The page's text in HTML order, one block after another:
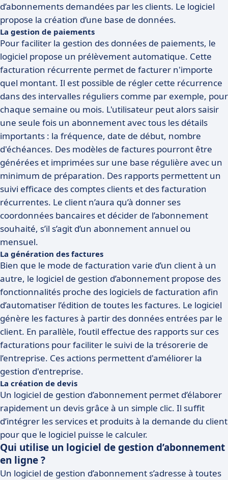
d’abonnements demandées par les clients. Le logiciel
propose la création d’une base de données.
La gestion de paiements
Pour faciliter la gestion des données de paiements, le
logiciel propose un prélèvement automatique. Cette
facturation récurrente permet de facturer n'importe
quel montant. Il est possible de régler cette récurrence
dans des intervalles réguliers comme par exemple, pour
chaque semaine ou mois. L'utilisateur peut alors saisir
une seule fois un abonnement avec tous les détails
importants : la fréquence, date de début, nombre
d'échéances. Des modèles de factures pourront être
générées et imprimées sur une base régulière avec un
minimum de préparation. Des rapports permettent un
suivi efficace des comptes clients et des facturation
récurrentes. Le client n’aura qu’à donner ses
coordonnées bancaires et décider de l’abonnement
souhaité, s’il s’agit d’un abonnement annuel ou
mensuel.
La génération des factures
Bien que le mode de facturation varie d’un client à un
autre, le logiciel de gestion d’abonnement propose des
fonctionnalités proche des logiciels de facturation afin
d’automatiser l’édition de toutes les factures. Le logiciel
génère les factures à partir des données entrées par le
client. En parallèle, l’outil effectue des rapports sur ces
facturations pour faciliter le suivi de la trésorerie de
l’entreprise. Ces actions permettent d'améliorer la
gestion d'entreprise.
La création de devis
Un logiciel de gestion d’abonnement permet d’élaborer
rapidement un devis grâce à un simple clic. Il suffit
d’intégrer les services et produits à la demande du client
pour que le logiciel puisse le calculer.
Qui utilise un logiciel de gestion d’abonnement
en ligne ?
Un logiciel de gestion d’abonnement s’adresse à toutes